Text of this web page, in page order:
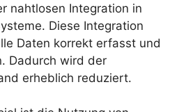
nahtlosen Integration in
Diese Integration
Daten korrekt erfasst und
Dadurch wird der
erheblich reduziert.